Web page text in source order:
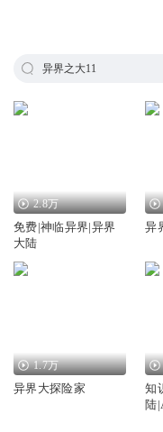
异界之大11
2.8万
免费|神临异界|异界
大陆
异
1.7万
异界大探险家
知
陆